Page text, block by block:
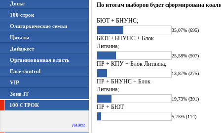
Досье
100 строк
Олигархические семьи
Цитаты
Дайджест
Организованная власть
Face-control
VIP
Зона IT
100 СТРОК
далее
По итогам выборов будет сформирована
БЮТ + БНУНС;
35,07% (695)
БЮТ +БНУНС + Блок
Литвина;
25,58% (507)
ПР + КПУ + Блок Литвина;
13,87% (275)
ПР + БНУНС + Блок
Литвина;
19,73% (391)
ПР + БЮТ
5,75% (114)